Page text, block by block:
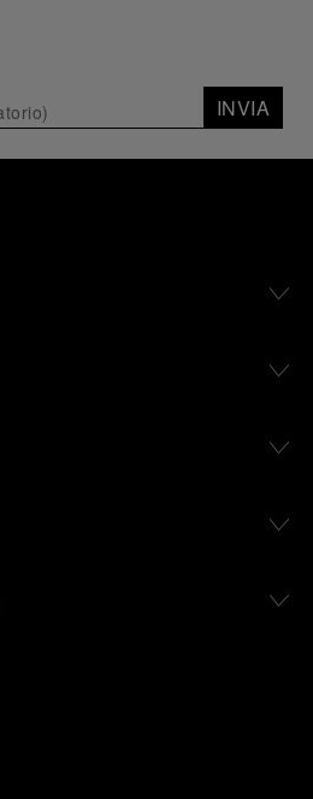
INVIA